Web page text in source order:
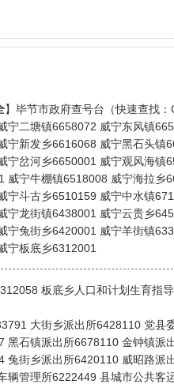
】毕节市政府查号台（快速查找：
宁二塘镇6658072 威宁东风镇
宁新发乡6616068 威宁黑石头镇
宁岔河乡6650001 威宁观风海镇
威宁牛棚镇6518008 威宁海拉乡
宁斗古乡6510159 威宁中水镇
宁龙街镇6438001 威宁云贵乡
宁兔街乡6420001 威宁羊街镇
宁板底乡6312001
板底乡人口和计划生育指
大街乡派出所6428110 党县
黑石镇派出所6678110 金钟镇派
兔街乡派出所6420110 威昭路派
辆管理所6222449 县城市公共客